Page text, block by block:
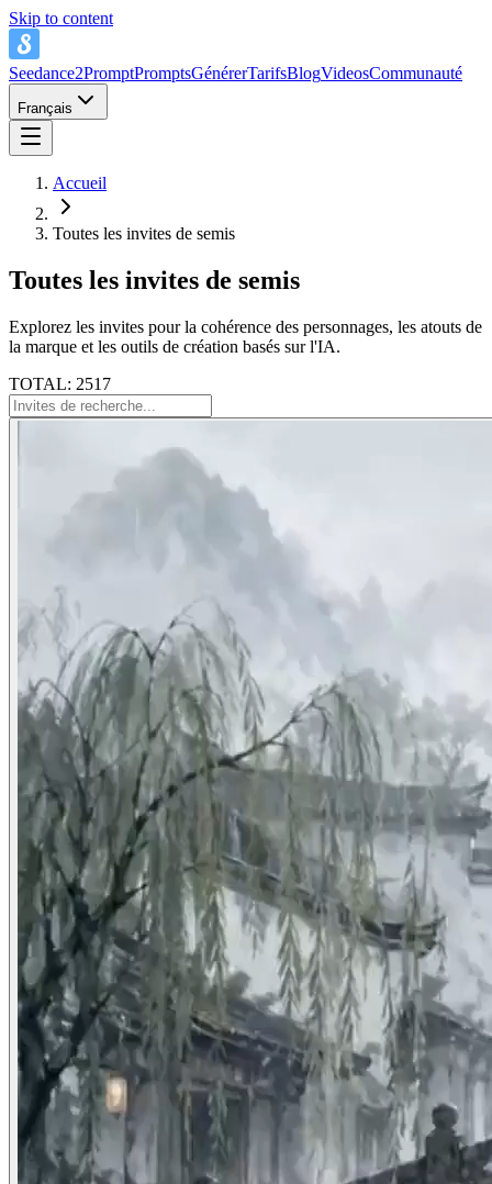
Skip to content
Seedance2PromptPromptsGénérerTarifsBlogVideosCommunauté
Français
Accueil
Toutes les invites de semis
Toutes les invites de semis
Explorez les invites pour la cohérence des personnages, les atouts de
la marque et les outils de création basés sur l'IA.
TOTAL: 2517